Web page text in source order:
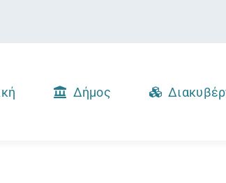
Δήμος